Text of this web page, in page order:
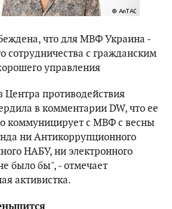
что для МВФ Украина -
сотрудничества с гражданским
управления
противодействия
в комментарии DW, что ее
коммуницирует с МВФ с весны
ни Антикоррупционного
НАБУ, ни электронного
было бы", - отмечает
активистка.